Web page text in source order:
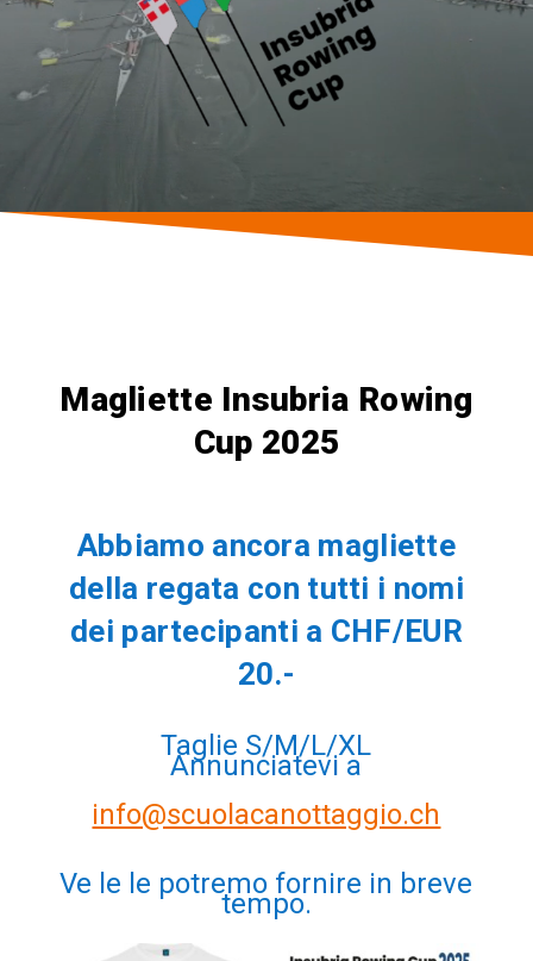
Magliette Insubria Rowing
Cup 2025
Abbiamo ancora magliette
della regata con tutti i nomi
dei partecipanti a CHF/EUR
20.-
Taglie S/M/L/XL
Annunciatevi a
info@scuolacanottaggio.ch
Ve le le potremo fornire in breve
tempo.